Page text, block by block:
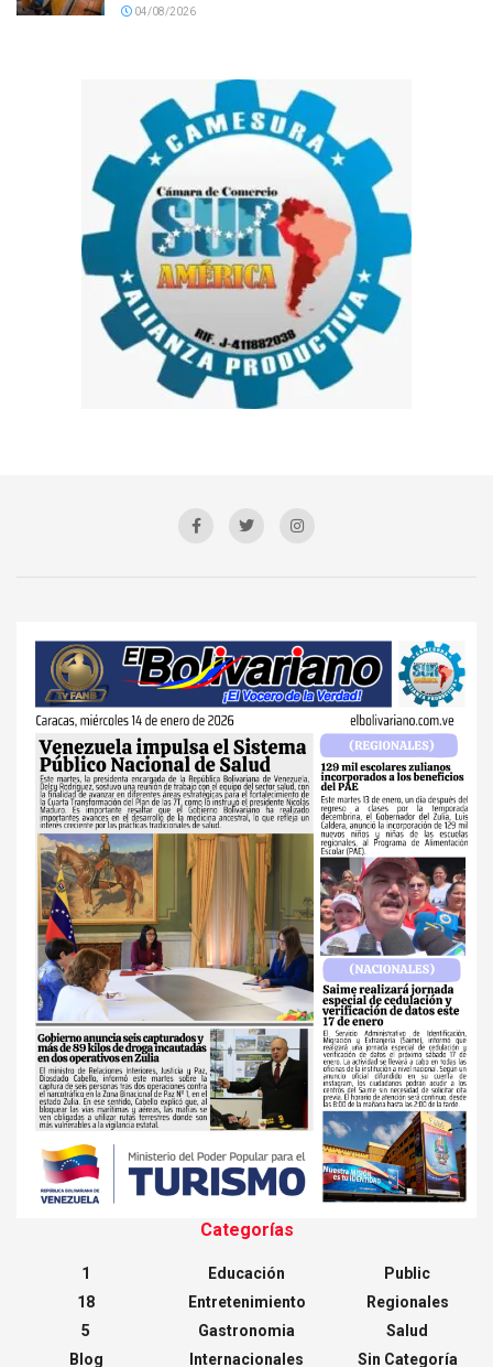
04/08/2026
Categorías
1
18
5
Blog
Educación
Entretenimiento
Gastronomia
Internacionales
Public
Regionales
Salud
Sin Categoría